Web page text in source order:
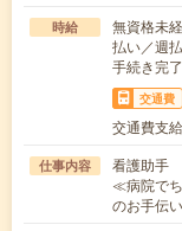
時給
無資格未
払い／週
手続き完
交通費
交通費支
仕事内容
看護助手
≪病院で
のお手伝